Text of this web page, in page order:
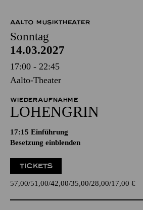
AALTO MUSIKTHEATER
Sonntag
14.03.2027
17:00 - 22:45
Aalto-Theater
WIEDERAUFNAHME
LOHENGRIN
17:15 Einführung
Besetzung einblenden
TICKETS
57,00 51,00 42,00 35,00 28,00 17,00 €